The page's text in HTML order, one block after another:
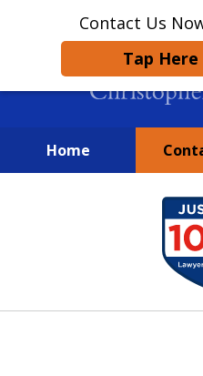
Contact Us
Tap Here
Home
New York
FIGHTING TO
LOSSES